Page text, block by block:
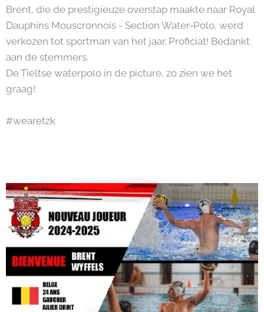
Brent, die de prestigieuze overstap maakte naar Royal
Dauphins Mouscronnois - Section Water-Polo, werd
verkozen tot sportman van het jaar. Proficiat! Bedankt
aan de stemmers.
De Tieltse waterpolo in de picture, zo zien we het
graag!
#wearetzk